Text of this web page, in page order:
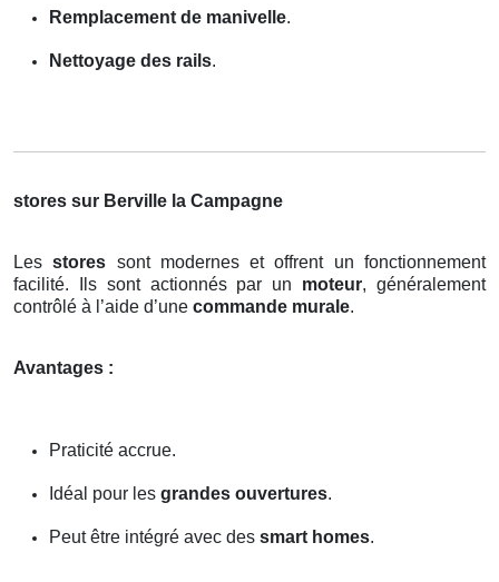
Remplacement de manivelle.
Nettoyage des rails.
stores sur Berville la Campagne
Lesstores sont modernes et offrent un fonctionnement
facilité. Ils sont actionnés par un moteur, généralement
contrôlé à l’aide d’une commande murale.
Avantages :
Praticité accrue.
Idéal pour les grandes ouvertures.
Peut être intégré avec des smart homes.